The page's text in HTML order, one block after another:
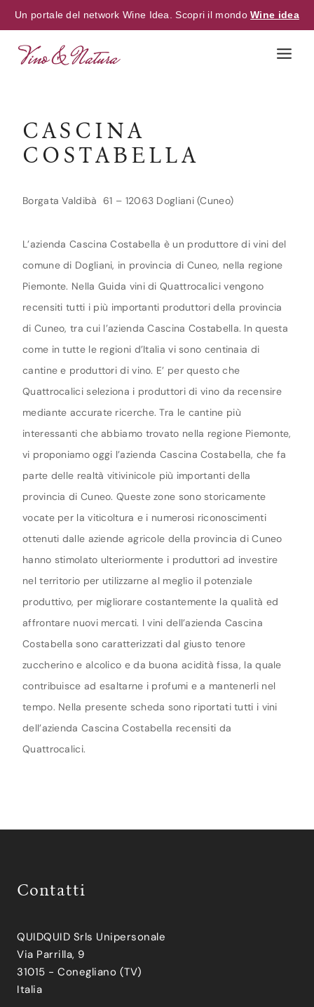
Un portale del network Wine Idea. Scopri il mondoWine idea
CASCINA
COSTABELLA
Borgata Valdibà 61 – 12063 Dogliani (Cuneo)
L’azienda Cascina Costabella è un produttore di vini del
comune di Dogliani, in provincia di Cuneo, nella regione
Piemonte. Nella Guida vini di Quattrocalici vengono
recensiti tutti i più importanti produttori della provincia
di Cuneo, tra cui l’azienda Cascina Costabella. In questa
come in tutte le regioni d’Italia vi sono centinaia di
cantine e produttori di vino. E’ per questo che
Quattrocalici seleziona i produttori di vino da recensire
mediante accurate ricerche. Tra le cantine più
interessanti che abbiamo trovato nella regione Piemonte,
vi proponiamo oggi l’azienda Cascina Costabella, che fa
parte delle realtà vitivinicole più importanti della
provincia di Cuneo. Queste zone sono storicamente
vocate per la viticoltura e i numerosi riconoscimenti
ottenuti dalle aziende agricole della provincia di Cuneo
hanno stimolato ulteriormente i produttori ad investire
nel territorio per utilizzarne al meglio il potenziale
produttivo, per migliorare costantemente la qualità ed
affrontare nuovi mercati. I vini dell’azienda Cascina
Costabella sono caratterizzati dal giusto tenore
zuccherino e alcolico e da buona acidità fissa, la quale
contribuisce ad esaltarne i profumi e a mantenerli nel
tempo. Nella presente scheda sono riportati tutti i vini
dell’azienda Cascina Costabella recensiti da
Quattrocalici.
Contatti
QUIDQUID Srls Unipersonale
Via Parrilla, 9
31015 - Conegliano (TV)
Italia